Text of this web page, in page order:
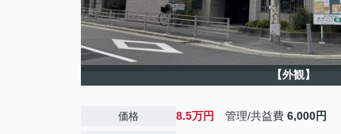
【外観】
価格 8.5万円 管理/共益費 6,000円